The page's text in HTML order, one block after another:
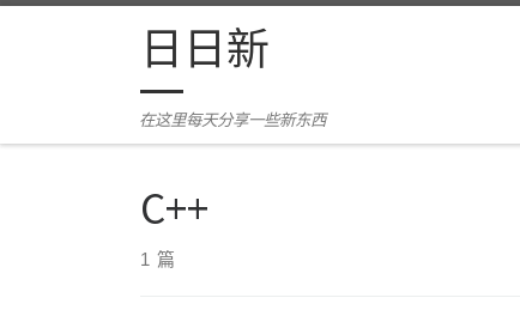
Skip to content日日新
在这里每天分享一些新东西
C++
1 篇